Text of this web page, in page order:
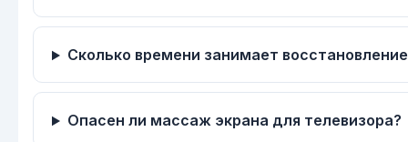
Сколько времени занимает
Опасен ли массаж экрана для телевизора?